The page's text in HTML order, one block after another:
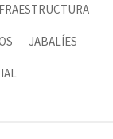
JABALÍES